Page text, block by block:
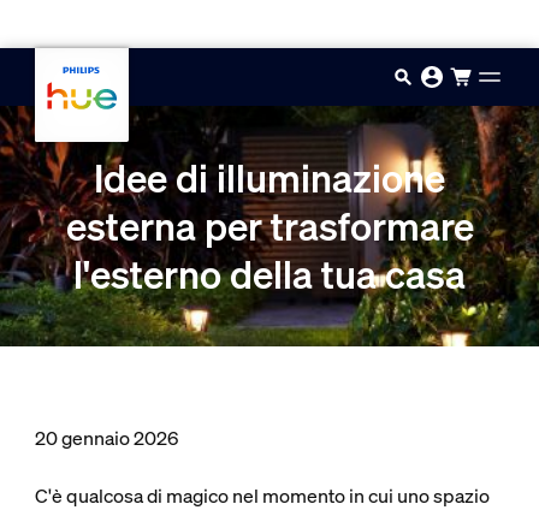
Idee di illuminazione
esterna per trasformare
l'esterno della tua casa
20 gennaio 2026
C'è qualcosa di magico nel momento in cui uno spazio